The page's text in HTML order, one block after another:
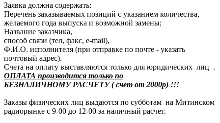
Заявка должна содержать:
Перечень заказываемых позиций с указанием количества,
желаемого года выпуска и возможной замены;
Название заказчика,
способ связи (тел, факс, e-mail),
Ф.И.О. исполнителя (при отправке по почте - указать
почтовый адрес).
Счета на оплату выставляются только для юридических лиц .
ОПЛАТА производится только по
БЕЗНАЛИЧНОМУ РАСЧЕТУ ( счет от 2000р) !!!
Заказы физических лиц выдаются по субботам на Митинском
радиорынке с 9-00 до 12-00 за наличный расчет.